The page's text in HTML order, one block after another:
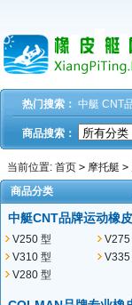
热门搜索： 中艇 CNT
商品搜索：
当前位置: 首页 > 摩托艇 >
商品分类
中艇CNT品牌运动橡
V250 型
V275
V310 型
V335
V280 型